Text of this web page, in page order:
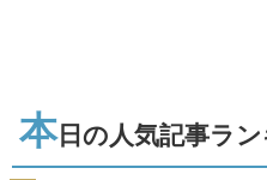
本日の人気記事ラ